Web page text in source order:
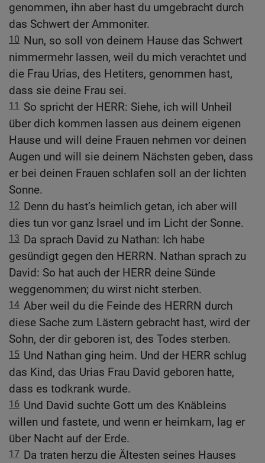
genommen, ihn aber hast du umgebracht durch
das Schwert der Ammoniter.
10 Nun, so soll von deinem Hause das Schwert
nimmermehr lassen, weil du mich verachtet und
die Frau Urias, des Hetiters, genommen hast,
dass sie deine Frau sei.
11
So spricht der HERR: Siehe, ich will Unheil
über dich kommen lassen aus deinem eigenen
Hause und will deine Frauen nehmen vor deinen
Augen und will sie deinem Nächsten geben, dass
er bei deinen Frauen schlafen soll an der lichten
Sonne.
12 Denn du hast’s heimlich getan, ich aber will
dies tun vor ganz Israel und im Licht der Sonne.
13 Da sprach David zu Nathan: Ich habe
gesündigt gegen den HERRN. Nathan sprach zu
David: So hat auch der HERR deine Sünde
weggenommen; du wirst nicht sterben.
14 Aber weil du die Feinde des HERRN durch
diese Sache zum Lästern gebracht hast, wird der
Sohn, der dir geboren ist, des Todes sterben.
15 Und Nathan ging heim. Und der HERR schlug
das Kind, das Urias Frau David geboren hatte,
dass es todkrank wurde.
16 Und David suchte Gott um des Knäbleins
willen und fastete, und wenn er heimkam, lag er
über Nacht auf der Erde.
17 Da traten herzu die Ältesten seines Hauses